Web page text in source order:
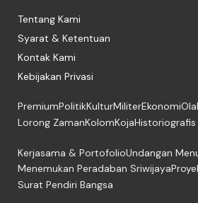
Tentang Kami
Syarat & Ketentuan
Kontak Kami
Kebijakan Privasi
PremiumPolitikKulturMiliterEkonomi
Lorong ZamanKolomKojaHistoriografis
Kerjasama & PortofolioUndangan
Menemukan Peradaban Sriwijaya
Surat Pendiri Bangsa